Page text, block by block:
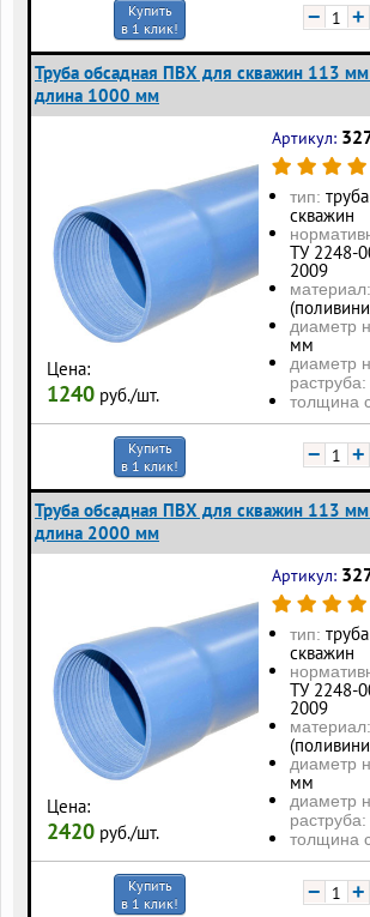
Купить
в 1 клик!
− +
Труба обсадная ПВХ для скважин 113
длина 1000 мм
Цена:
1240 руб./шт.
Артикул:
тип:
скважин
ТУ 2248-
2009
материал:
диаметр
мм
диаметр
раструба:
толщина
Купить
в 1 клик!
− +
Труба обсадная ПВХ для скважин 113
длина 2000 мм
Цена:
2420 руб./шт.
Артикул:
тип:
скважин
ТУ 2248-
2009
материал:
диаметр
мм
диаметр
раструба:
толщина
Купить
в 1 клик!
− +